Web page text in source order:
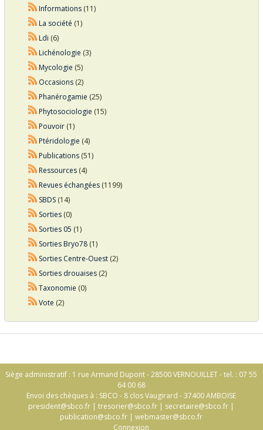
Informations(11)
La société (1)
Ldi (6)
Lichénologie (3)
Mycologie (5)
Occasions(2)
Phanérogamie (25)
Phytosociologie (15)
Pouvoir(1)
Ptéridologie (4)
Publications(51)
Ressources(4)
Revues échangées(1199)
SBDS(14)
Sorties(0)
Sorties 05 (1)
Sorties Bryo78(1)
Sorties Centre-Ouest(2)
Sorties drouaises(2)
Taxonomie (0)
Vote (2)
Siège administratif : 1 rue Armand Dupont - 28500 VERNOUILLET - tel. : 07 55
64 00 68
Envoi des chèques à : SBCO - 8 clos Vaugirard - 37400 AMBOISE
president@sbco.fr |tresorier@sbco.fr | secretaire@sbco.fr |
publication@sbco.fr |webmaster@sbco.fr
Connexion